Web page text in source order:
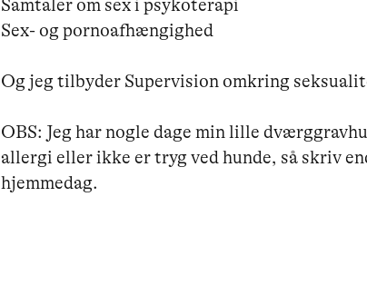
Samtaler om sex i psykoterapi
Sex- og pornoafhængighed
Og jeg tilbyder Supervision omkring
OBS: Jeg har nogle dage min lille
allergi eller ikke er tryg ved hunde, så skriv
hjemmedag.